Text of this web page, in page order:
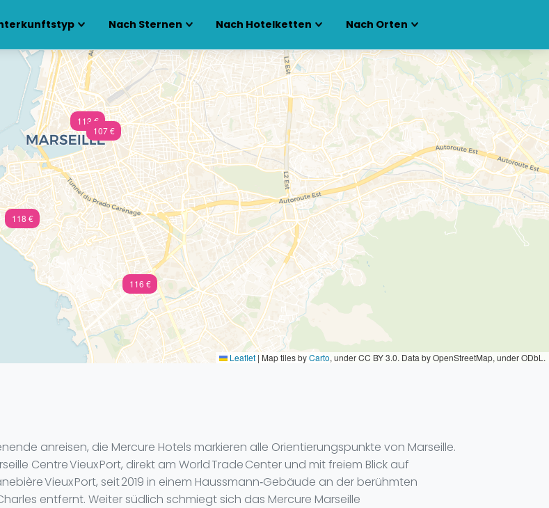
Nach Sternen Nach Hotelketten Nach Orten
107 €
113 €
116 €
118 €
Leaflet | Map tiles byCarto, under CC BY 3.0. Data by OpenStreetMap, under ODbL.
anreisen, die Mercure Hotels markieren alle Orientierungspunkte von Marseille.
Centre Vieux Port, direkt am World Trade Center und mit freiem Blick auf
Vieux Port, seit 2019 in einem Haussmann‑Gebäude an der berühmten
entfernt. Weiter südlich schmiegt sich das Mercure Marseille